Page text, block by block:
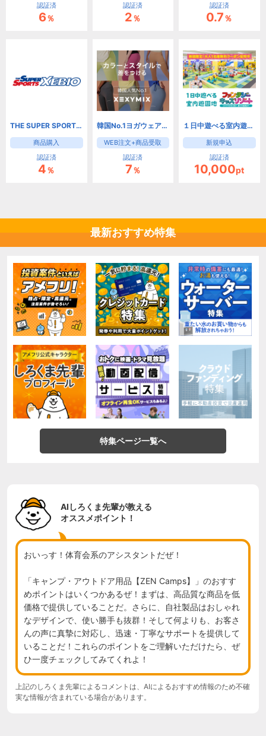
認証済
6％
認証済
2％
認証済
0.7％
THE SUPER SPORTS XEBIO スーパースポーツゼビオ
商品購入
認証済
4％
韓国No.1ヨガウェアブランド【XEXYMIX】
WEB注文+商品受取
認証済
7％
１日中遊べる室内遊園地 ファンタジーキッズリゾート
新規申込
認証済
10,000pt
最新おすすめ特集
特集ページ一覧へ
AIしろくま先輩が教える
オススメポイント！
おいっす！体育会系のアシスタントだぜ！
「キャンプ・アウトドア用品【ZEN Camps】」のおすす
めポイントはいくつかあるぜ！まずは、高品質な商品を低
価格で提供していることだ。さらに、自社製品はおしゃれ
なデザインで、使い勝手も抜群！そして何よりも、お客さ
んの声に真摯に対応し、迅速・丁寧なサポートを提供して
いることだ！これらのポイントをご理解いただけたら、ぜ
ひ一度チェックしてみてくれよ！
上記のしろくま先輩によるコメントは、AIによるおすすめ情報のため不確
実な情報が含まれている場合があります。